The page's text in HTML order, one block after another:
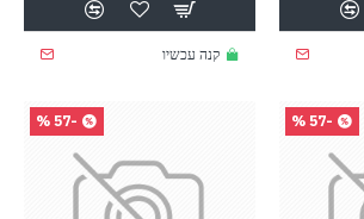
קנה עכשיו
-57 %
-57 %